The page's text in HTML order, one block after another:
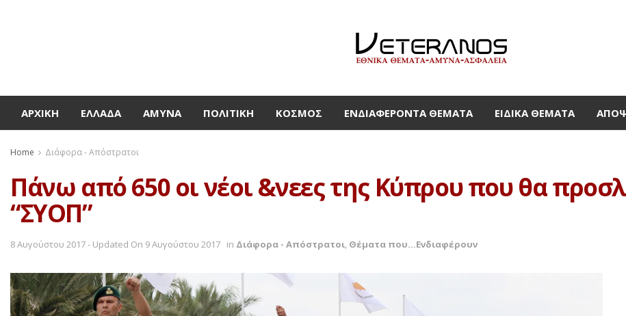
ΑΡΧΙΚΉ ΕΛΛΆΔΑ ΆΜΥΝΑ ΠΟΛΙΤΙΚΉ ΚΌΣΜΟΣ ΕΝΔΙΑΦΈΡΟΝΤΑ ΘΈΜΑΤΑ ΕΙΔΙΚΆ ΘΈΜΑΤΑ
Home Διάφορα - Απόστρατοι
Πάνω από 650 οι νέοι &νεες της Κύπρου που θα
“ΣΥΟΠ”
8 Αυγούστου 2017 - Updated On 9 Αυγούστου 2017 in Διάφορα - Απόστρατοι, Θέματα που...Ενδιαφέρουν